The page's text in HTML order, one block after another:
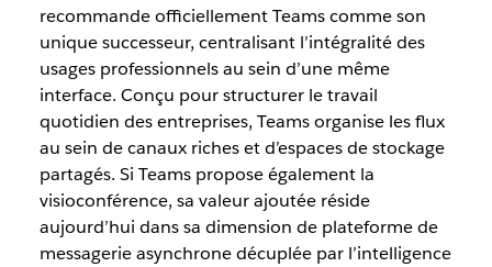
recommande officiellement Teams comme son
unique successeur, centralisant l’intégralité des
usages professionnels au sein d’une même
interface. Conçu pour structurer le travail
quotidien des entreprises, Teams organise les flux
au sein de canaux riches et d’espaces de stockage
partagés. Si Teams propose également la
visioconférence, sa valeur ajoutée réside
aujourd’hui dans sa dimension de plateforme de
messagerie asynchrone décuplée par l’intelligence